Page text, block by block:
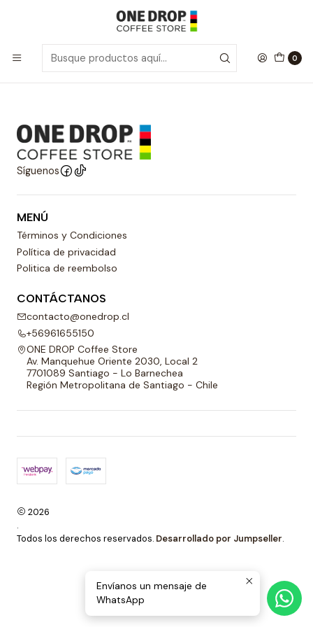
0
Cafetera Moka Moka Pack's
Moka Pack's
Síguenos
MENÚ
Términos y Condiciones
Política de privacidad
Politica de reembolso
CONTÁCTANOS
contacto@onedrop.cl
+56961655150
ONE DROP Coffee Store
Av. Manquehue Oriente 2030, Local 2
7701089 Santiago - Lo Barnechea
Región Metropolitana de Santiago - Chile
2026
.
Todos los derechos reservados. Desarrollado por Jumpseller.
Envíanos un mensaje de
WhatsApp